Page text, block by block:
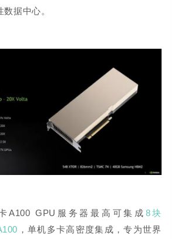
据中心。
A100 GPU服务器最高可集成 8块
，单机多卡高密度集成，专为世界